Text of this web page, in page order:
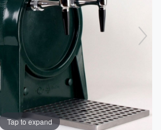
Tap to expand